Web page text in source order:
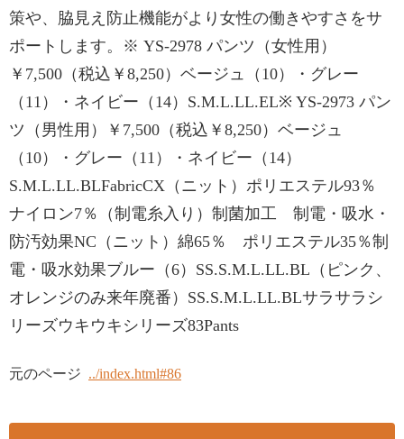
策や、脇見え防止機能がより女性の働きやすさをサ
ポートします。※ YS-2978 パンツ（女性用）
￥7,500（税込￥8,250）ベージュ（10）・グレー
（11）・ネイビー（14）S.M.L.LL.EL※ YS-2973 パン
ツ（男性用）￥7,500（税込￥8,250）ベージュ
（10）・グレー（11）・ネイビー（14）
S.M.L.LL.BLFabricCX（ニット）ポリエステル93％
ナイロン7％（制電糸入り）制菌加工 制電・吸水・
防汚効果NC（ニット）綿65％ ポリエステル35％制
電・吸水効果ブルー（6）SS.S.M.L.LL.BL（ピンク、
オレンジのみ来年廃番）SS.S.M.L.LL.BLサラサラシ
リーズウキウキシリーズ83Pants
元のページ ../index.html#86